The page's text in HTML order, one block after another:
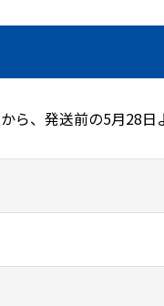
ら、発送前の5月28